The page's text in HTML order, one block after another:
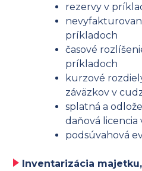
rezervy v
príkladoch
časové
príkladoch
kurzové
záväzkov v
splatná a
daňová
podsúvahová
Inventarizácia